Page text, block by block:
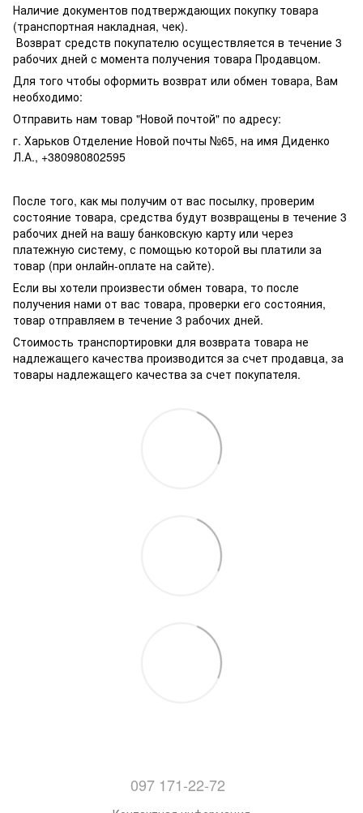
Наличие документов подтверждающих покупку товара
(транспортная накладная, чек).
Возврат средств покупателю осуществляется в течение 3
рабочих дней с момента получения товара Продавцом.
Для того чтобы оформить возврат или обмен товара, Вам
необходимо:
Отправить нам товар "Новой почтой" по адресу:
г. Харьков Отделение Новой почты №65, на имя Диденко
Л.А., +380980802595
После того, как мы получим от вас посылку, проверим
состояние товара, средства будут возвращены в течение 3
рабочих дней на вашу банковскую карту или через
платежную систему, с помощью которой вы платили за
товар (при онлайн-оплате на сайте).
Если вы хотели произвести обмен товара, то после
получения нами от вас товара, проверки его состояния,
товар отправляем в течение 3 рабочих дней.
Стоимость транспортировки для возврата товара не
надлежащего качества производится за счет продавца, за
товары надлежащего качества за счет покупателя.
097 171-22-72